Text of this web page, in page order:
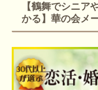
【鶴舞でシニア
かる】華の会メ